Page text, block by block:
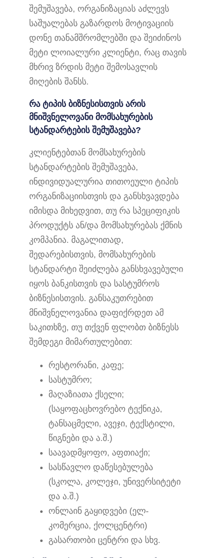
შემუშავება, ორგანიზაციას აძლევს
საშუალებას გაზარდოს მოტივაციის
დონე თანამშრომლებში და შეიძინოს
მეტი ლოიალური კლიენტი, რაც თავის
მხრივ ზრდის მეტი შემოსავლის
მიღების შანსს.
რა ტიპის ბიზნესისთვის არის
მნიშვნელოვანი მომსახურების
სტანდარტების შემუშავება?
კლიენტებთან მომსახურების
სტანდარტების შემუშავება,
ინდივიდუალურია თითოეული ტიპის
ორგანიზაციისთვის და განსხვავდება
იმისდა მიხედვით, თუ რა სპეციფიკის
პროდუქტს ან/და მომსახურებას ქმნის
კომპანია. მაგალითად,
შედარებისთვის, მომსახურების
სტანდარტი შეიძლება განსხვავებული
იყოს ბანკისთვის და სასტუმროს
ბიზნესისთვის. განსაკუთრებით
მნიშვნელოვანია დაფიქრდეთ ამ
საკითხზე, თუ თქვენ ფლობთ ბიზნესს
შემდეგი მიმართულებით:
რესტორანი, კაფე;
სასტუმრო;
მაღაზიათა ქსელი;
(საყოფაცხოვრებო ტექნიკა,
ტანსაცმელი, ავეჯი, ტექსტილი,
წიგნები და ა.შ.)
საავადმყოფო, აფთიაქი;
სასწავლო დაწესებულება
(სკოლა, კოლეჯი, უნივერსიტეტი
და ა.შ.)
ონლაინ გაყიდვები (ელ-
კომერცია, ქოლცენტრი)
გასართობი ცენტრი და სხვ.